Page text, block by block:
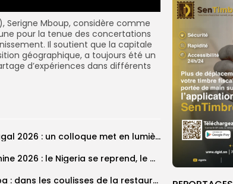
Serigne Mboup, considère comme
pour la tenue des concertations
Il soutient que la capitale
géographique, a toujours été un
d’expériences dans différents
Grand Magal 2026 : un colloque met en lumière la portée universelle...
‎CAN féminine 2026 : le Nigeria se reprend, le Malawi surprend encore...
Magal Touba : dans les coulisses de la restauration de la presse...